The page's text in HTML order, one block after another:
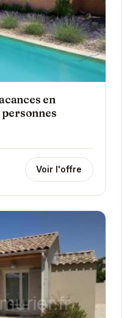
en
Voir l'offre